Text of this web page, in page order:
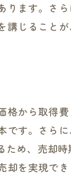
ます。さ
じること
から取得
す。さら
め、売却時
を実現で